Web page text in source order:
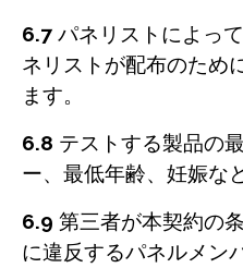
6.7 パネリストによっ
ネリストが配布のため
ます。
6.8 テストする製品の
ー、最低年齢、妊娠な
6.9 第三者が本契約の
に違反するパネルメン